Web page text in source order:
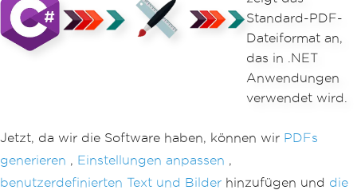
Jetzt, da wir die Software haben, können wir PDFs
generieren , Einstellungen anpassen ,
benutzerdefinierten Text und Bilder hinzufügen und die